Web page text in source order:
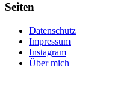
Seiten
Datenschutz
Impressum
Instagram
Über mich